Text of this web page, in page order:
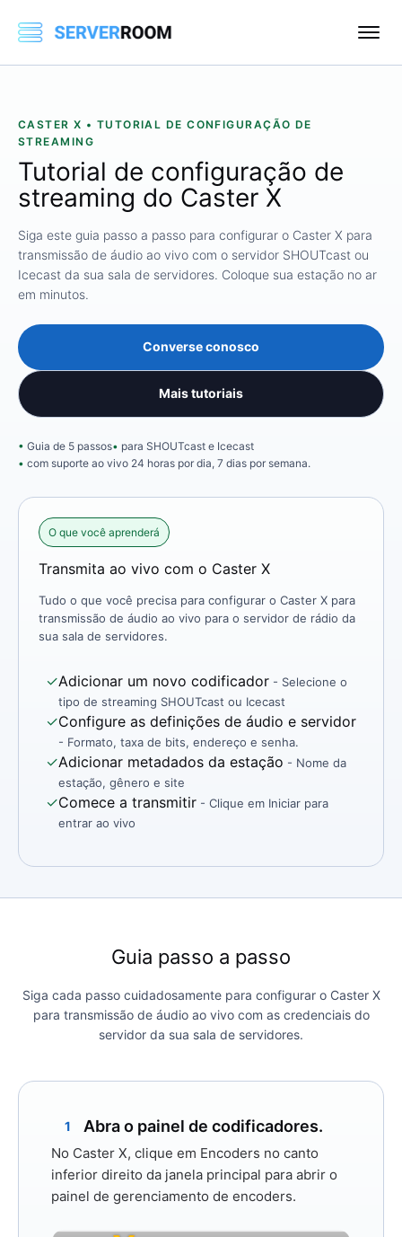
CASTER X • TUTORIAL DE CONFIGURAÇÃO DE
STREAMING
Tutorial de configuração de
streaming do Caster X
Siga este guia passo a passo para configurar o Caster X para
transmissão de áudio ao vivo com o servidor SHOUTcast ou
Icecast da sua sala de servidores. Coloque sua estação no ar
em minutos.
Converse conosco
Mais tutoriais
Guia de 5 passos
para SHOUTcast e Icecast
com suporte ao vivo 24 horas por dia, 7 dias por semana.
O que você aprenderá
Transmita ao vivo com o Caster X
Tudo o que você precisa para configurar o Caster X para
transmissão de áudio ao vivo para o servidor de rádio da
sua sala de servidores.
✓Adicionar um novo codificador - Selecione o
tipo de streaming SHOUTcast ou Icecast
✓Configure as definições de áudio e servidor
- Formato, taxa de bits, endereço e senha.
✓Adicionar metadados da estação - Nome da
estação, gênero e site
✓Comece a transmitir - Clique em Iniciar para
entrar ao vivo
Guia passo a passo
Siga cada passo cuidadosamente para configurar o Caster X
para transmissão de áudio ao vivo com as credenciais do
servidor da sua sala de servidores.
1 Abra o painel de codificadores.
No Caster X, clique em Encoders no canto
inferior direito da janela principal para abrir o
painel de gerenciamento de encoders.